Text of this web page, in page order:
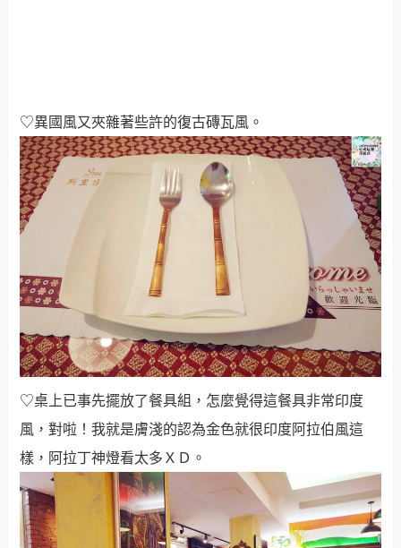
♡桌上已事先擺放了餐具組，怎麼覺得這餐具非常印度
風，對啦！我就是膚淺的認為金色就很印度阿拉伯風這
樣，阿拉丁神燈看太多ＸＤ。